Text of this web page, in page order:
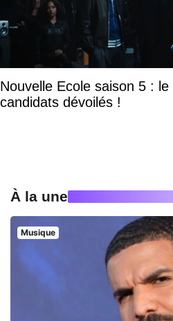
Nouvelle Ecole saison 5 :
candidats dévoilés !
À la une
Musique